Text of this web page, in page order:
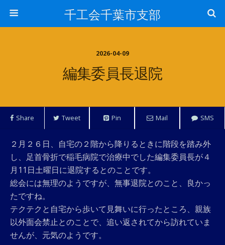
千工会千葉市支部
2026-04-09
編集委員長退院
Share Tweet Pin Mail SMS
２月２６日、自宅の２階から降りるときに階段を踏み外
し、足首骨折で稲毛病院で治療中でした編集委員長が４
月11日土曜日に退院するとのことです。
総会には無理のようですが、無事退院とのこと、良かっ
たですね。
テクテクと自宅から歩いて見舞いに行ったところ、親族
以外面会禁止とのことで、追い返されてから訪れていま
せんが、元気のようです。